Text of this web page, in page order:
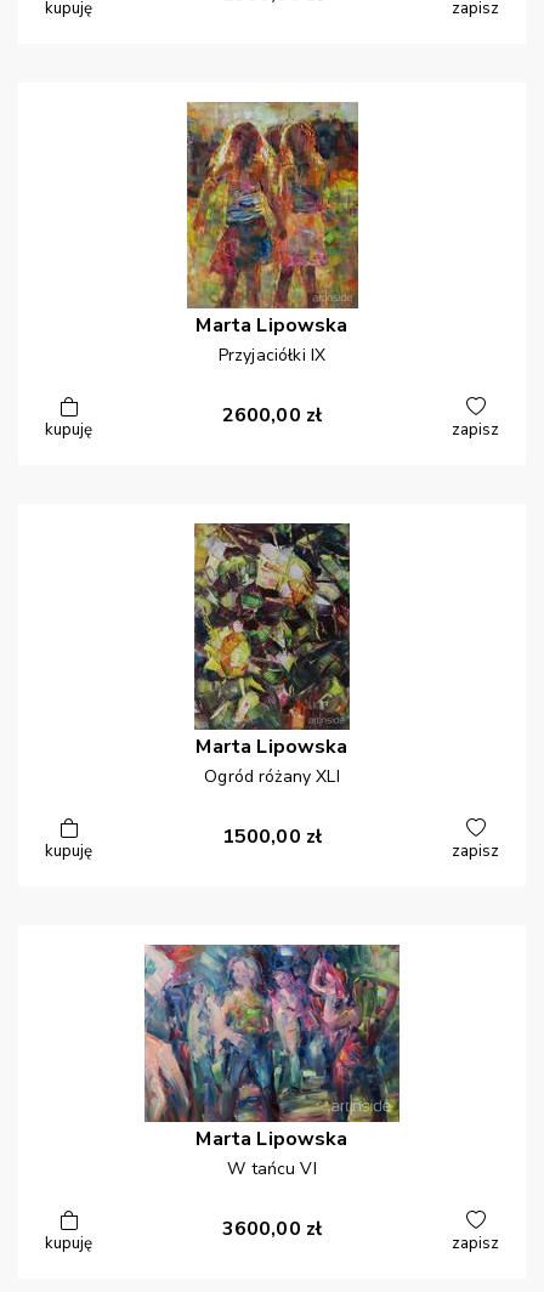
kupuję zapisz
Marta Lipowska
Przyjaciółki IX
kupuję
2600,00 zł
zapisz
Marta Lipowska
Ogród różany XLI
kupuję
1500,00 zł
zapisz
Marta Lipowska
W tańcu VI
kupuję
3600,00 zł
zapisz